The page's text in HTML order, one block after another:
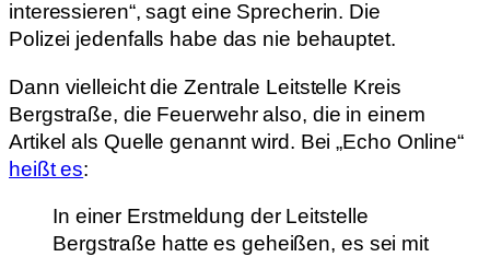
interessieren“, sagt eine Sprecherin. Die
Polizei jedenfalls habe das nie behauptet.
Dann vielleicht die Zentrale Leitstelle Kreis
Bergstraße, die Feuerwehr also, die in einem
Artikel als Quelle genannt wird. Bei „Echo Online“
heißt es:
In einer Erstmeldung der Leitstelle
Bergstraße hatte es geheißen, es sei mit